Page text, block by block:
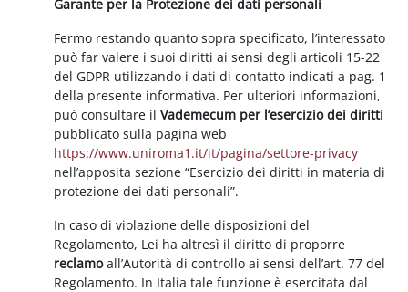
Garante per la Protezione dei dati personali
Fermo restando quanto sopra specificato, l’interessato
può far valere i suoi diritti ai sensi degli articoli 15-22
del GDPR utilizzando i dati di contatto indicati a pag. 1
della presente informativa. Per ulteriori informazioni,
può consultare ilVademecum per l’esercizio dei diritti
pubblicato sulla pagina web
https://www.uniroma1.it/it/pagina/settore-privacy
nell’apposita sezione “Esercizio dei diritti in materia di
protezione dei dati personali”.
In caso di violazione delle disposizioni del
Regolamento, Lei ha altresì il diritto di proporre
reclamoall’Autorità di controllo ai sensi dell’art. 77 del
Regolamento. In Italia tale funzione è esercitata dal